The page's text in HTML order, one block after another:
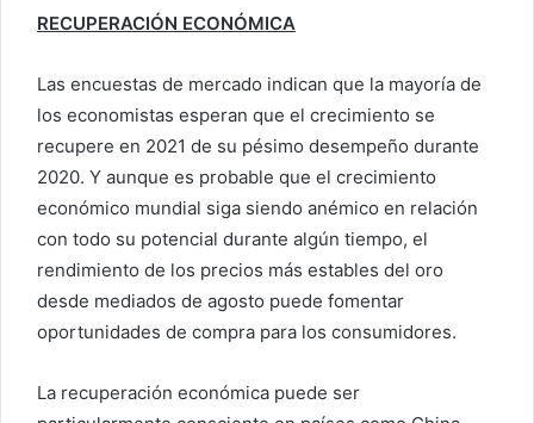
RECUPERACIÓN ECONÓMICA
Las encuestas de mercado indican que la mayoría de
los economistas esperan que el crecimiento se
recupere en 2021 de su pésimo desempeño durante
2020. Y aunque es probable que el crecimiento
económico mundial siga siendo anémico en relación
con todo su potencial durante algún tiempo, el
rendimiento de los precios más estables del oro
desde mediados de agosto puede fomentar
oportunidades de compra para los consumidores.
La recuperación económica puede ser